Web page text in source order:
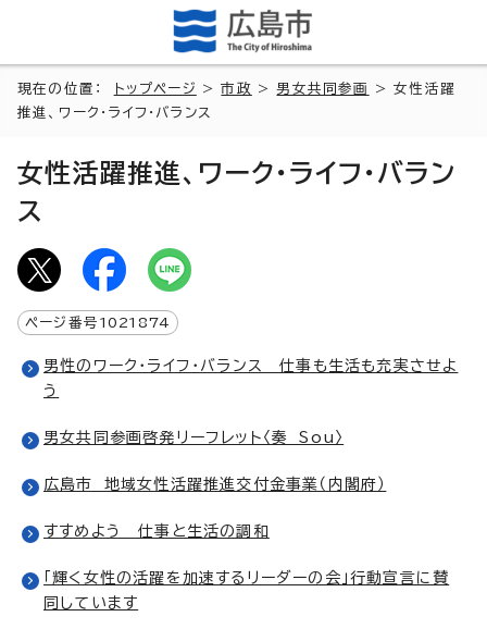
現在の位置： トップページ >市政 >男女共同参画
> 女性活躍
推進、ワーク・ライフ・バランス
女性活躍推進、ワーク・ライフ・バラン
ス
ページ番号 1021874
男性のワーク・ライフ・バランス 仕事も生活も充実させよ
う
男女共同参画啓発リーフレット〈奏 Sou〉
広島市 地域女性活躍推進交付金事業（内閣府）
すすめよう 仕事と生活の調和
「輝く女性の活躍を加速するリーダーの会」行動宣言に賛
同しています